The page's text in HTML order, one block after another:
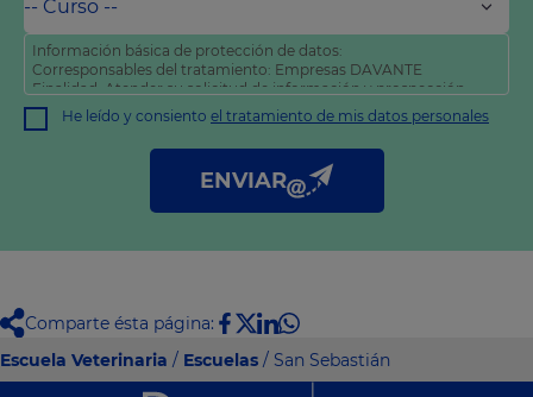
Información básica de protección de datos:
Corresponsables del tratamiento: Empresas DAVANTE
Finalidad: Atender su solicitud de información y prospección
comercial
Derechos: Puede acceder, rectificar y suprimir sus datos, así
como otros derechos tal y como se explica en nuestra
He leído y consiento el tratamiento de mis datos personales
ENVIAR
Comparte ésta página:
Escuela Veterinaria / Escuelas / San Sebastián